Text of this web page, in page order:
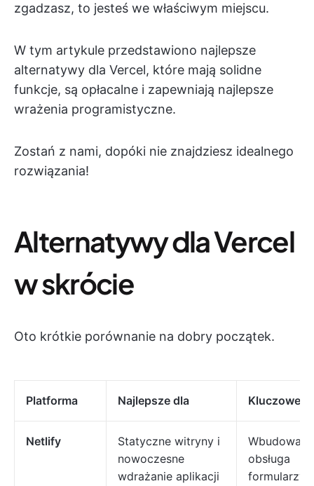
zgadzasz, to jesteś we właściwym miejscu.
W tym artykule przedstawiono najlepsze
alternatywy dla Vercel, które mają solidne
funkcje, są opłacalne i zapewniają najlepsze
wrażenia programistyczne.
Zostań z nami, dopóki nie znajdziesz idealnego
rozwiązania!
Alternatywy dla Vercel
w skrócie
Oto krótkie porównanie na dobry początek.
Platforma Najlepsze dla Kluczowe
Netlify
Statyczne witryny i
nowoczesne
wdrażanie aplikacji
Wbudowana
obsługa
formularzy,